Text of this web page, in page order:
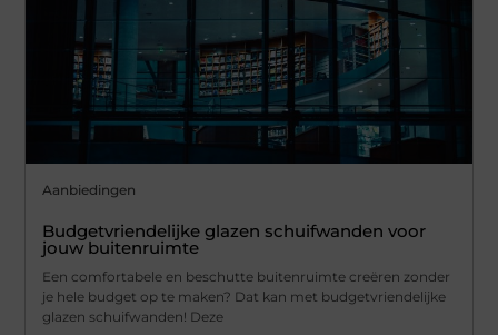
Aanbiedingen
Budgetvriendelijke glazen schuifwanden voor
jouw buitenruimte
Een comfortabele en beschutte buitenruimte creëren zonder
je hele budget op te maken? Dat kan met budgetvriendelijke
glazen schuifwanden! Deze